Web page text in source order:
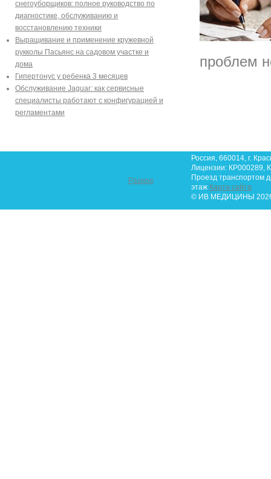
снегоуборщиков: полное руководство по
диагностике, обслуживанию и
восстановлению техники
Выращивание и применение кружевной
рукколы Пасьянс на садовом участке и
дома
Гипертонус у ребенка 3 месяцев
Обслуживание Jaguar: как сервисные
специалисты работают с конфигурацией и
регламентами
проблем
Разное
Россия, 660014, г.
Лицензии: КР000289,
Проезд транспортом
этаж Карта сайта
© ИВ МЕДИЦИНЫ